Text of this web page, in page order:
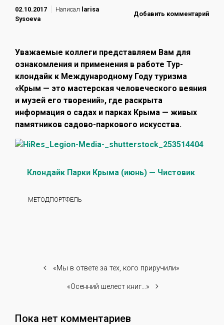
02.10.2017 Написал larisa
Sysoeva
Добавить комментарий
Уважаемые коллеги представляем Вам для
ознакомления и применения в работе Тур-
клондайк к Международному Году туризма
«Крым — это мастерская человеческого веяния
и музей его творений», где раскрыта
информация о садах и парках Крыма — живых
памятников садово-паркового искусства.
Клондайк Парки Крыма (июнь) — Чистовик
МЕТОДПОРТФЕЛЬ
«Мы в ответе за тех, кого приручили»
«Осенний шелест книг…»
Пока нет комментариев